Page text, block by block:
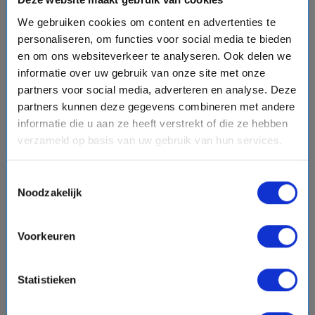
We gebruiken cookies om content en advertenties te
personaliseren, om functies voor social media te bieden
en om ons websiteverkeer te analyseren. Ook delen we
informatie over uw gebruik van onze site met onze
partners voor social media, adverteren en analyse. Deze
partners kunnen deze gegevens combineren met andere
informatie die u aan ze heeft verstrekt of die ze hebben
verzameld op basis van uw gebruik van hun services.
Noodzakelijk
Voorkeuren
Statistieken
v.a. €1165,-
directions_boat
Bekijk cruisechevron_right
chevron_right